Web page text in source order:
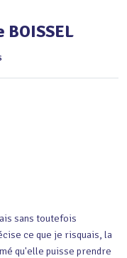
BOISSEL
sans toutefois
ce que je risquais, la
qu'elle puisse prendre